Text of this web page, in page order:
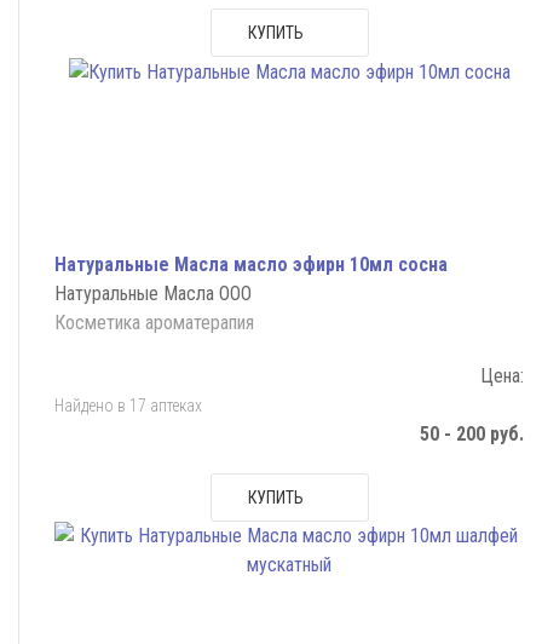
КУПИТЬ
Натуральные Масла масло эфирн 10мл сосна
Натуральные Масла ООО
Косметика ароматерапия
Цена:
Найдено в 17 аптеках
50 - 200 руб.
КУПИТЬ